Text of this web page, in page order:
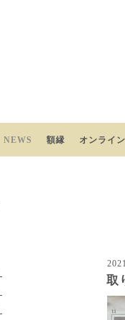
NEWS 額縁 オンライ
取